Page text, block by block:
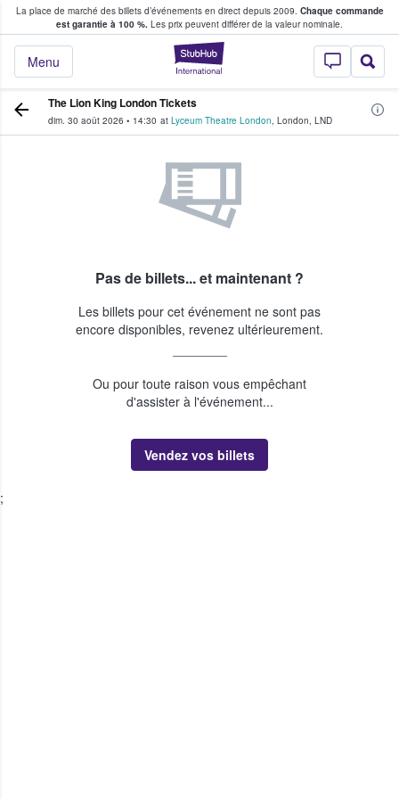
La place de marché des billets d’événements en direct depuis 2009. Chaque commande
est garantie à 100 %. Les prix peuvent différer de la valeur nominale.
StubHub - Où
Menu
fans achètent et vendent des billets
The Lion King London Tickets
dim. 30 août 2026 • 14:30 at Lyceum Theatre London, London, LND
Pas de billets... et maintenant ?
Les billets pour cet événement ne sont pas
encore disponibles, revenez ultérieurement.
Ou pour toute raison vous empêchant
d'assister à l'événement...
Vendez vos billets
;